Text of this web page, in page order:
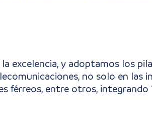
excelencia, y adoptamos los
no solo en las
férreos, entre otros,